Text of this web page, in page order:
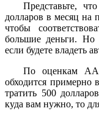
Представьте,
долларов в месяц на
чтобы
большие деньги. Но
если будете владеть
По оценкам
обходится примерно
тратить 500
куда вам нужно, то